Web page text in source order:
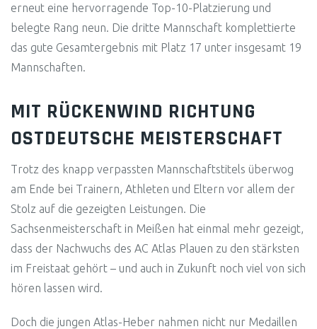
erneut eine hervorragende Top-10-Platzierung und
belegte Rang neun. Die dritte Mannschaft komplettierte
das gute Gesamtergebnis mit Platz 17 unter insgesamt 19
Mannschaften.
MIT RÜCKENWIND RICHTUNG
OSTDEUTSCHE MEISTERSCHAFT
Trotz des knapp verpassten Mannschaftstitels überwog
am Ende bei Trainern, Athleten und Eltern vor allem der
Stolz auf die gezeigten Leistungen. Die
Sachsenmeisterschaft in Meißen hat einmal mehr gezeigt,
dass der Nachwuchs des AC Atlas Plauen zu den stärksten
im Freistaat gehört – und auch in Zukunft noch viel von sich
hören lassen wird.
Doch die jungen Atlas-Heber nahmen nicht nur Medaillen